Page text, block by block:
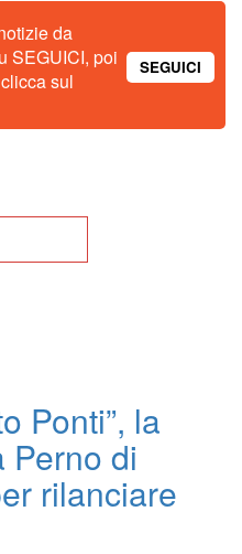
da
SEGUICI, poi
sul
SEGUICI
Ponti”, la
Perno di
rilanciare